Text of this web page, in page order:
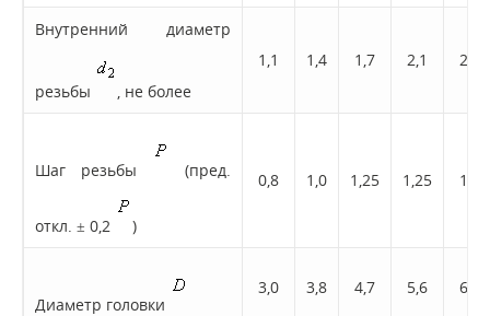
Внутренний диаметр
резьбы , не более
1,1 1,4 1,7 2,1 2,4
Шаг резьбы (пред.
откл. ± 0,2 )
0,8 1,0 1,25 1,25 1,5
Диаметр головки
3,0 3,8 4,7 5,6 6,5